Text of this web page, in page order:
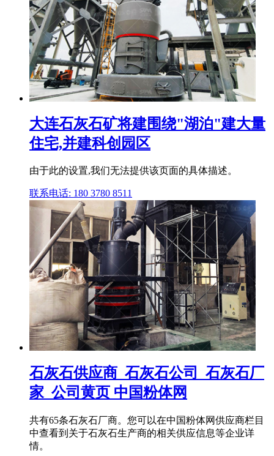
大连石灰石矿将建围绕"湖泊"建大量
住宅,并建科创园区
由于此的设置,我们无法提供该页面的具体描述。
联系电话: 180 3780 8511
石灰石供应商_石灰石公司_石灰石厂
家_公司黄页 中国粉体网
共有65条石灰石厂商。您可以在中国粉体网供应商栏目
中查看到关于石灰石生产商的相关供应信息等企业详
情。